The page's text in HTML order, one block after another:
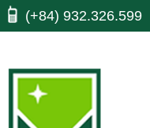
Máy công cụ, may cong cu,
bending, lò xo, nhiet luyen,
(+84) 932.326.599